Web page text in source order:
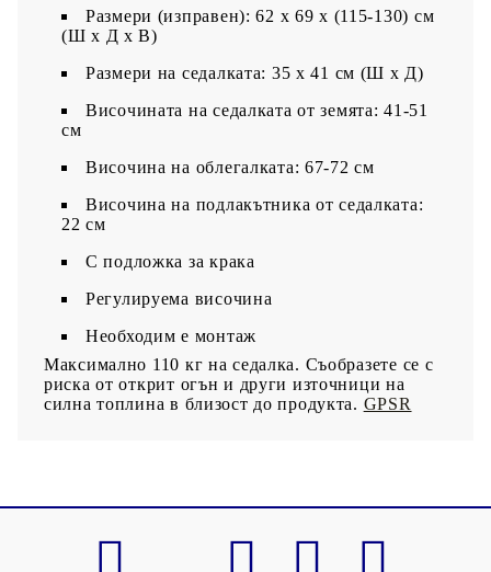
Размери (изправен): 62 x 69 x (115-130) см
(Ш x Д x В)
Размери на седалката: 35 x 41 см (Ш х Д)
Височината на седалката от земята: 41-51
см
Височина на облегалката: 67-72 см
Височина на подлакътника от седалката:
22 см
С подложка за крака
Регулируема височина
Необходим е монтаж
Максимално 110 кг на седалка. Съобразете се с
риска от открит огън и други източници на
силна топлина в близост до продукта. GPSR